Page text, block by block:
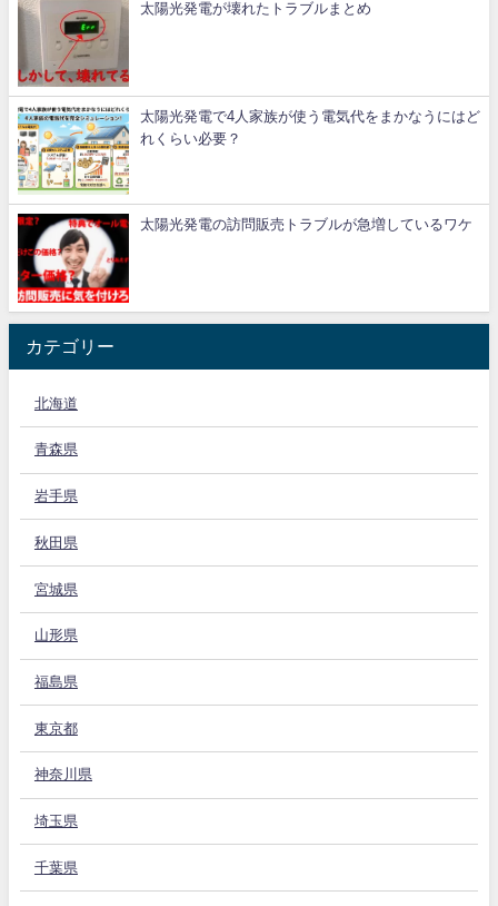
太陽光発電が壊れたトラブルまとめ
太陽光発電で4人家族が使う電気代をまかなうにはど
れくらい必要？
太陽光発電の訪問販売トラブルが急増しているワケ
カテゴリー
北海道
青森県
岩手県
秋田県
宮城県
山形県
福島県
東京都
神奈川県
埼玉県
千葉県